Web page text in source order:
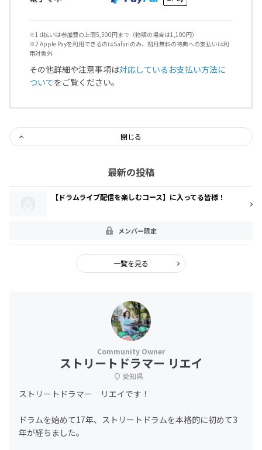
※1 d払いは参加費の上限5,500円まで（物販の場合は1,100円）
※2 Apple Payを利用できるのはSafariのみ、初月無料の特典への支払いは利
用対象外
その他詳細や注意事項は対応しているお支払い方法に
ついてをご覧ください。
閉じる
最新の投稿
【ドラムライブ配信を楽しむコース】に入ってる皆様！
メンバー限定
一覧を見る
ストリートドラマー リエイ
愛知県
ストリートドラマー リエイです！
ドラムを始めて17年、ストリートドラムを本格的に初めて3
年が経ちました。